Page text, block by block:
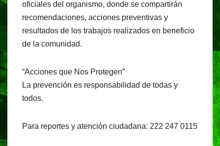
oficiales del organismo, donde se compartirán
recomendaciones, acciones preventivas y
resultados de los trabajos realizados en beneficio
de la comunidad.
“Acciones que Nos Protegen”
La prevención es responsabilidad de todas y
todos.
Para reportes y atención ciudadana: 222 247 0115